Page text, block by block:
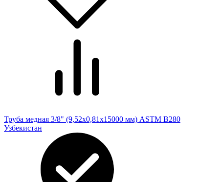
Труба медная 3/8" (9,52х0,81х15000 мм) ASTM B280
Узбекистан